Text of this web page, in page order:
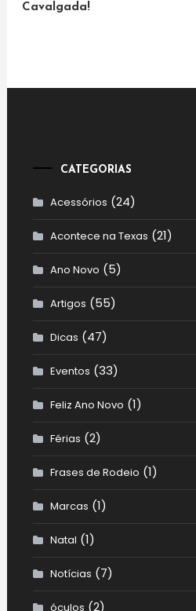
Cavalgada!
CATEGORIAS
Acessórios (24)
Acontece na Texas (21)
Ano Novo (5)
Artigos (55)
Dicas (47)
Eventos (33)
Feliz Ano Novo (1)
Férias (2)
Frases de Rodeio (1)
Marcas (1)
Natal (1)
Notícias (7)
óculos (2)